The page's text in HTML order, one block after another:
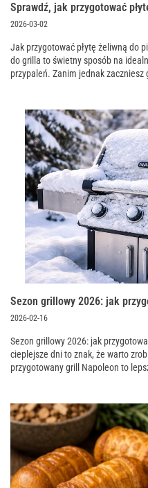
Sprawdź, jak przygotować
2026-03-02
Jak przygotować płytę żeliwną do
do grilla to świetny sposób na
przypaleń. Zanim jednak
Sezon grillowy 2026: jak
2026-02-16
Sezon grillowy 2026: jak
cieplejsze dni to znak, że warto
przygotowany grill Napoleon to